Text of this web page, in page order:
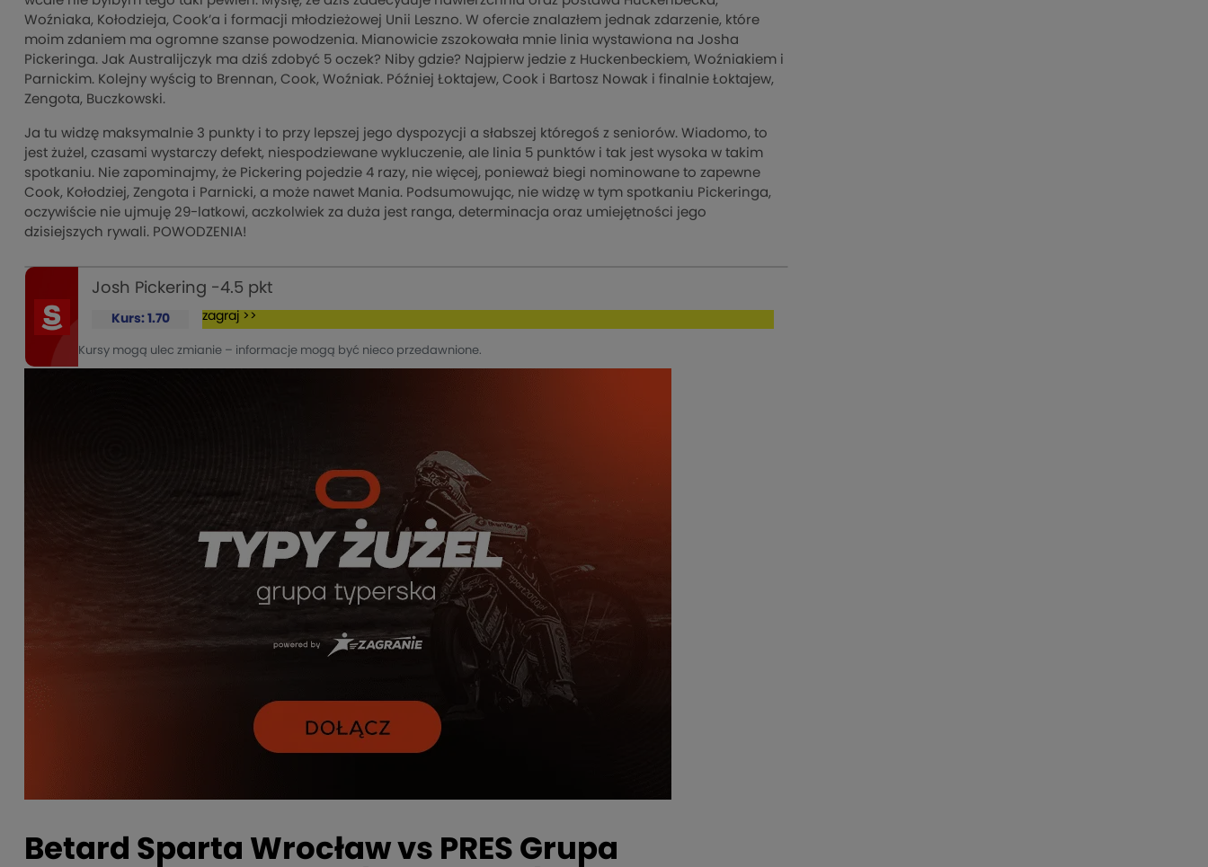
Woźniaka, Kołodzieja, Cook’a i formacji młodzieżowej Unii Leszno. W ofercie znalazłem jednak zdarzenie, które
moim zdaniem ma ogromne szanse powodzenia. Mianowicie zszokowała mnie linia wystawiona na Josha
Pickeringa. Jak Australijczyk ma dziś zdobyć 5 oczek? Niby gdzie? Najpierw jedzie z Huckenbeckiem, Woźniakiem i
Parnickim. Kolejny wyścig to Brennan, Cook, Woźniak. Później Łoktajew, Cook i Bartosz Nowak i finalnie Łoktajew,
Zengota, Buczkowski.
Ja tu widzę maksymalnie 3 punkty i to przy lepszej jego dyspozycji a słabszej któregoś z seniorów. Wiadomo, to
jest żużel, czasami wystarczy defekt, niespodziewane wykluczenie, ale linia 5 punktów i tak jest wysoka w takim
spotkaniu. Nie zapominajmy, że Pickering pojedzie 4 razy, nie więcej, ponieważ biegi nominowane to zapewne
Cook, Kołodziej, Zengota i Parnicki, a może nawet Mania. Podsumowując, nie widzę w tym spotkaniu Pickeringa,
oczywiście nie ujmuję 29-latkowi, aczkolwiek za duża jest ranga, determinacja oraz umiejętności jego
dzisiejszych rywali. POWODZENIA!
Josh Pickering -4.5 pkt
Kurs: 1.70 zagraj >>
Kursy mogą ulec zmianie – informacje mogą być nieco przedawnione.
Betard Sparta Wrocław vs PRES Grupa